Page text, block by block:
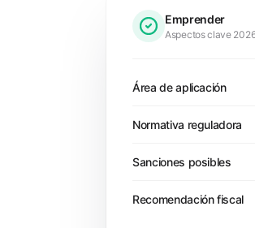
Emprender
Aspectos clave
Área de aplicación
Normativa reguladora
Sanciones posibles
Recomendación fiscal